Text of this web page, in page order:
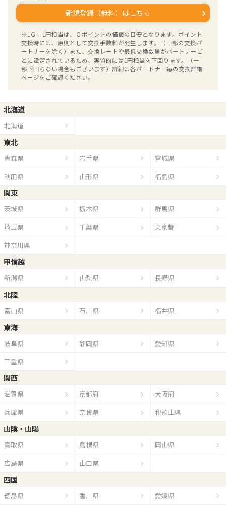
新規登録（無料）はこちら
※1Ｇ＝1円相当は、Ｇポイントの価値の目安となります。ポイント
交換時には、原則として交換手数料が発生します。（一部の交換パ
ートナーを除く）また、交換レートや最低交換数量がパートナーご
とに設定されているため、実質的には1円相当を下回ります。（一
部下回らない場合もございます）詳細は各パートナー毎の交換詳細
ページをご確認ください。
北海道
北海道
東北
青森県 岩手県
宮城県
秋田県
山形県 福島県
関東
茨城県 栃木県
群馬県
埼玉県
千葉県
東京都
神奈川県
甲信越
新潟県 山梨県 長野県
北陸
富山県 石川県 福井県
東海
岐阜県 静岡県
愛知県
三重県
関西
滋賀県 京都府
大阪府
兵庫県
奈良県 和歌山県
山陰・山陽
鳥取県 島根県
岡山県
広島県
山口県
四国
徳島県 香川県
愛媛県